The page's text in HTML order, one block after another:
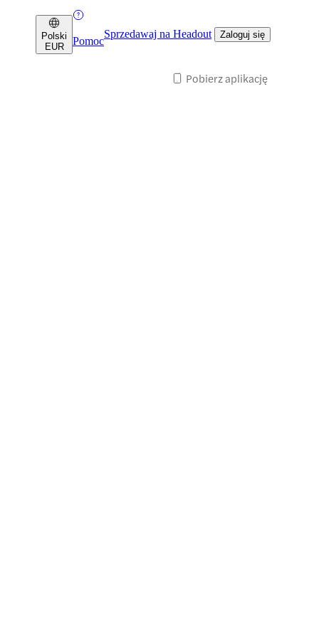
Polski
EUR
Pomoc
Sprzedawaj na Headout Zaloguj się
Pobierz aplikację